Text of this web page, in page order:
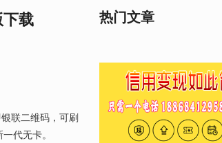
载
联二维码，可刷
代无卡。
热门文章